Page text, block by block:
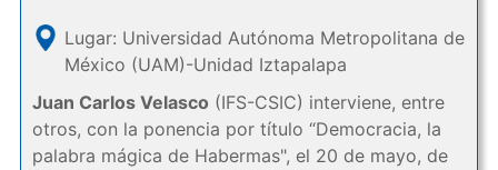
Lugar: Universidad Autónoma Metropolitana de
México (UAM)-Unidad Iztapalapa
Juan Carlos Velasco (IFS-CSIC) interviene, entre
otros, con la ponencia por título “Democracia, la
palabra mágica de Habermas", el 20 de mayo, de